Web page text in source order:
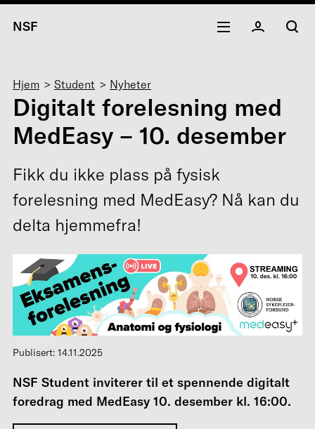
NSF
Navigasjonssti
Hjem Student Nyheter
Digitalt forelesning med
MedEasy – 10. desember
Fikk du ikke plass på fysisk
forelesning med MedEasy? Nå kan du
delta hjemmefra!
Publisert: 14.11.2025
NSF Student inviterer til et spennende digitalt
foredrag med MedEasy 10. desember kl. 16:00.